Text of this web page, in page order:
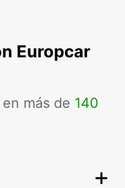
Europcar
más de 140